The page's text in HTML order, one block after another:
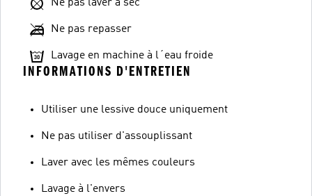
Ne pas laver à sec
Ne pas repasser
Lavage en machine à l´eau froide
INFORMATIONS D'ENTRETIEN
Utiliser une lessive douce uniquement
Ne pas utiliser d'assouplissant
Laver avec les mêmes couleurs
Lavage à l'envers